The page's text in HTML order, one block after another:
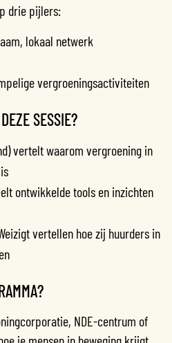
drie pijlers:
lokaal netwerk
vergroeningsactiviteiten
SESSIE?
vertelt waarom vergroening in
ontwikkelde tools en inzichten
vertellen hoe zij huurders in
NDE-centrum of